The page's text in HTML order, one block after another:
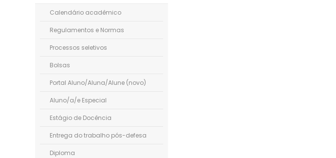
Calendário acadêmico
Regulamentos e Normas
Processos seletivos
Bolsas
Portal Aluno/Aluna/Alune (novo)
Aluno/a/e Especial
Estágio de Docência
Entrega do trabalho pós-defesa
Diploma